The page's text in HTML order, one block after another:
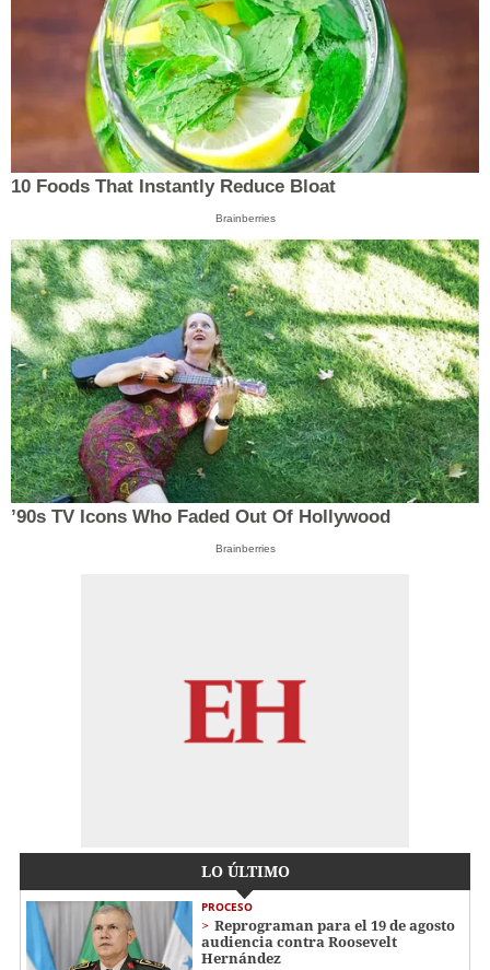
10 Foods That Instantly Reduce Bloat
Brainberries
’90s TV Icons Who Faded Out Of Hollywood
Brainberries
LO ÚLTIMO
PROCESO
Reprograman para el 19 de agosto
audiencia contra Roosevelt
Hernández